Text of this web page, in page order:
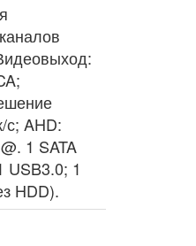
с; AHD:
1 SATA
USB3.0; 1
HDD).